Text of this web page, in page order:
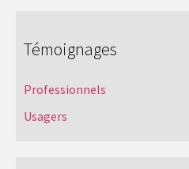
Témoignages
Professionnels
Usagers